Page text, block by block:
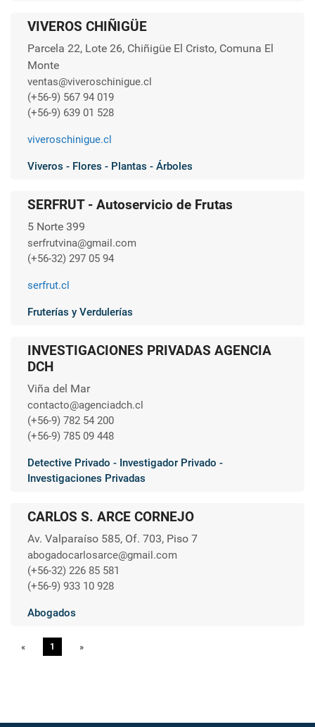
VIVEROS CHIÑIGÜE
Parcela 22, Lote 26, Chiñigüe El Cristo, Comuna El
Monte
ventas@viveroschinigue.cl
(+56-9) 567 94 019
(+56-9) 639 01 528
viveroschinigue.cl
Viveros - Flores - Plantas - Árboles
SERFRUT - Autoservicio de Frutas
5 Norte 399
serfrutvina@gmail.com
(+56-32) 297 05 94
serfrut.cl
Fruterías y Verdulerías
INVESTIGACIONES PRIVADAS AGENCIA
DCH
Viña del Mar
contacto@agenciadch.cl
(+56-9) 782 54 200
(+56-9) 785 09 448
Detective Privado - Investigador Privado -
Investigaciones Privadas
CARLOS S. ARCE CORNEJO
Av. Valparaíso 585, Of. 703, Piso 7
abogadocarlosarce@gmail.com
(+56-32) 226 85 581
(+56-9) 933 10 928
Abogados
« Previous
1 »